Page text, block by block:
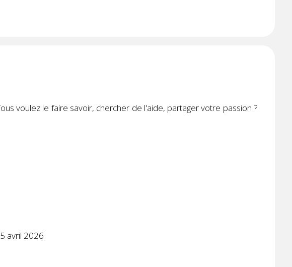
voulez le faire savoir, chercher de l'aide, partager votre passion ?
avril 2026